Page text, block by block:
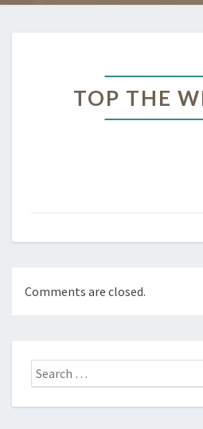
TOP THE
Comments are closed.
Search
for: